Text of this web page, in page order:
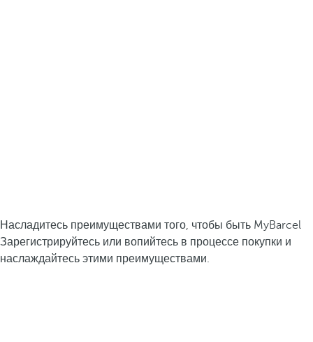
Насладитесь преимуществами того, чтобы быть MyBarcel
Зарегистрируйтесь или вопийтесь в процессе покупки и
наслаждайтесь этими преимуществами.